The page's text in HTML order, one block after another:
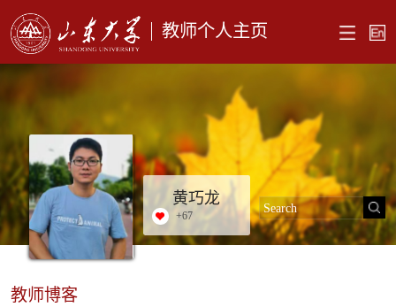
教师个人主页
黄巧龙
+67
教师博客